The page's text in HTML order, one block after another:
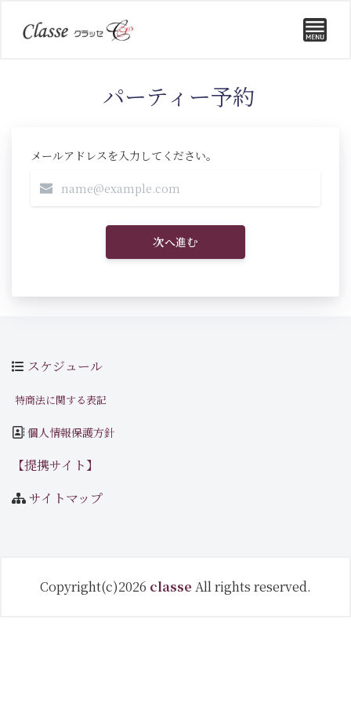
パーティー予約
メールアドレスを入力してください。
次へ進む
スケジュール
特商法に関する表記
個人情報保護方針
【提携サイト】
サイトマップ
Copyright(c)2026 classe All rights reserved.